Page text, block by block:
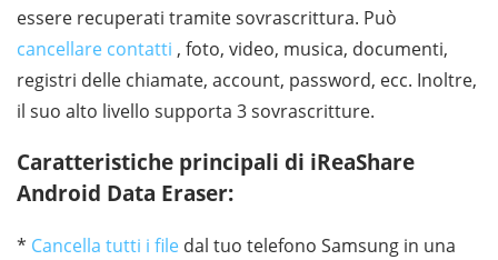
essere recuperati tramite sovrascrittura. Può
cancellare contatti , foto, video, musica, documenti,
registri delle chiamate, account, password, ecc. Inoltre,
il suo alto livello supporta 3 sovrascritture.
Caratteristiche principali di iReaShare
Android Data Eraser:
* Cancella tutti i file dal tuo telefono Samsung in una